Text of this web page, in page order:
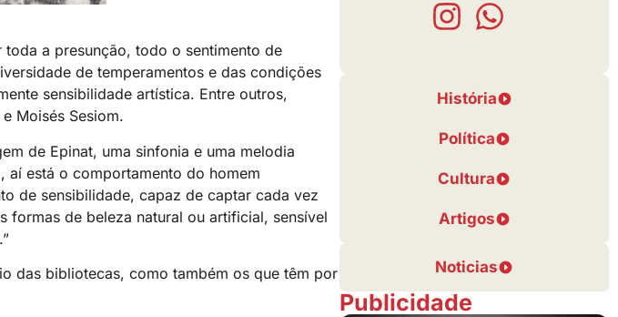
História
Política
Cultura
Artigos
Noticias
Publicidade
a presunção, todo o sentimento de
de temperamentos e das condições
sensibilidade artística. Entre outros,
Moisés Sesiom.
de Epinat, uma sinfonia e uma melodia
aí está o comportamento do homem
de sensibilidade, capaz de captar cada vez
formas de beleza natural ou artificial, sensível
das bibliotecas, como também os que têm por